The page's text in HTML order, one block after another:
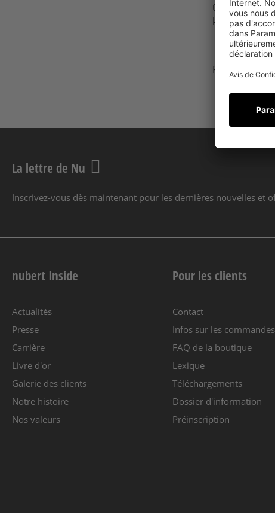
überzeugt
komplette,
Produktseite
La lettre de Nu
Inscrivez-vous dès maintenant pour les dernières nouvelles et
nubert Inside
Actualités
Presse
Carrière
Livre d'or
Galerie des clients
Notre histoire
Nos valeurs
Pour les clients
Contact
Infos sur les commandes
FAQ de la boutique
Lexique
Téléchargements
Dossier d'information
Préinscription